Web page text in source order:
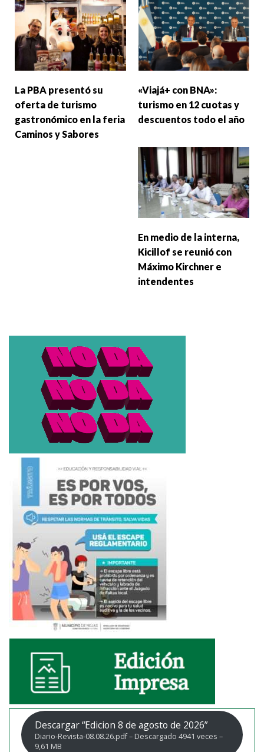
La PBA presentó su
oferta de turismo
gastronómico en la feria
Caminos y Sabores
«Viajá+ con BNA»:
turismo en 12 cuotas y
descuentos todo el año
En medio de la interna,
Kicillof se reunió con
Máximo Kirchner e
intendentes
Descargar “Edicion 8 de agosto de 2026”
Diario-Revista-08.08.26.pdf – Descargado 4941 veces –
9,61 MB